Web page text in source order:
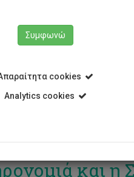
και η
Συμφωνώ
cookies
Analytics cookies